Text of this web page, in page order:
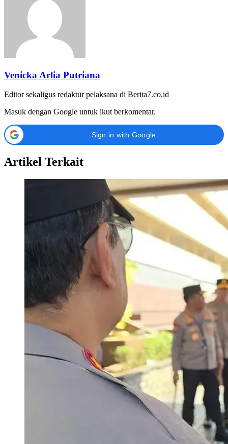
Venicka Arlia Putriana
Editor sekaligus redaktur pelaksana di Berita7.co.id
Masuk dengan Google untuk ikut berkomentar.
Sign in with Google
Artikel Terkait